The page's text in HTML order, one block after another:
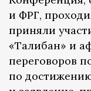
и ФРГ,
приняли
«Талибан» и
переговоров
по